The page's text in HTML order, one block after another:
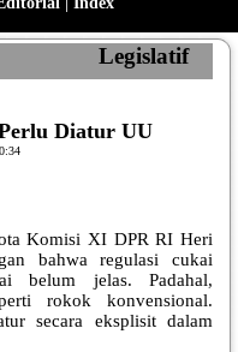
Legislatif
Diatur UU
Komisi XI DPR RI Heri
bahwa regulasi cukai
belum jelas. Padahal,
rokok konvensional.
secara eksplisit dalam